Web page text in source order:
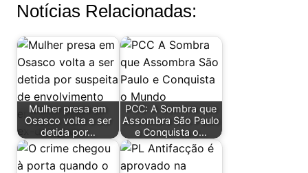
Notícias Relacionadas:
Mulher presa em
Osasco volta a ser
detida por…
PCC: A Sombra que
Assombra São Paulo
e Conquista o…